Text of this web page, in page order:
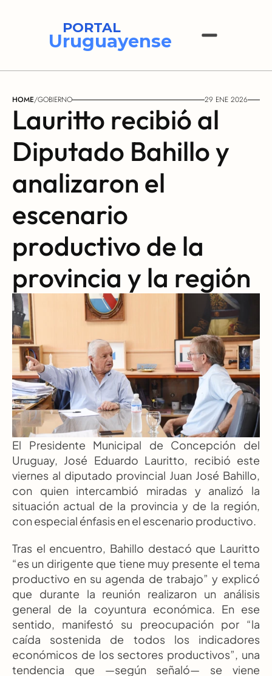
PORTAL
Uruguayense
HOME/GOBIERNO 29 ENE 2026
Lauritto recibió al
Diputado Bahillo y
analizaron el
escenario
productivo de la
provincia y la región
El Presidente Municipal de Concepción del
Uruguay, José Eduardo Lauritto, recibió este
viernes al diputado provincial Juan José Bahillo,
con quien intercambió miradas y analizó la
situación actual de la provincia y de la región,
con especial énfasis en el escenario productivo.
Tras el encuentro, Bahillo destacó que Lauritto
“es un dirigente que tiene muy presente el tema
productivo en su agenda de trabajo” y explicó
que durante la reunión realizaron un análisis
general de la coyuntura económica. En ese
sentido, manifestó su preocupación por “la
caída sostenida de todos los indicadores
económicos de los sectores productivos”, una
tendencia que —según señaló— se viene